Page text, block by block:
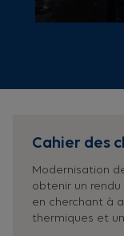
Cahier des
Modernisation
obtenir un
en cherchant à
thermiques et